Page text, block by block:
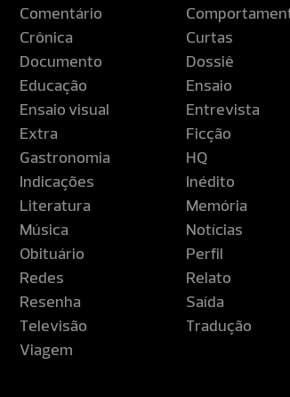
Comentário
Crônica
Curtas
Documento
Dossiê
Educação
Ensaio
Ensaio visual
Entrevista
Extra
Ficção
Gastronomia
HQ
Indicações
Inédito
Literatura
Memória
Música
Notícias
Obituário
Perfil
Redes
Relato
Resenha
Saída
Televisão
Tradução
Viagem